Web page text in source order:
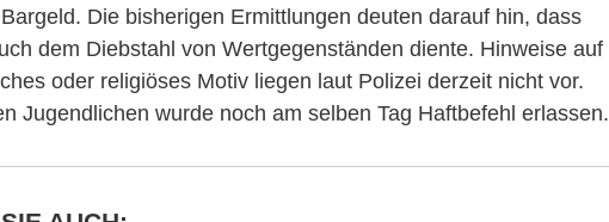
Die bisherigen Ermittlungen deuten darauf hin, dass
dem Diebstahl von Wertgegenständen diente. Hinweise auf
oder religiöses Motiv liegen laut Polizei derzeit nicht vor.
Jugendlichen wurde noch am selben Tag Haftbefehl erlassen.